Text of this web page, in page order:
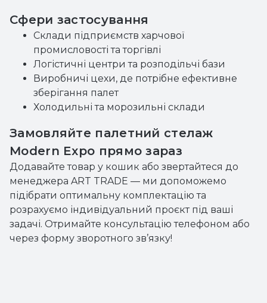
Сфери застосування
Склади підприємств харчової
промисловості та торгівлі
Логістичні центри та розподільчі бази
Виробничі цехи, де потрібне ефективне
зберігання палет
Холодильні та морозильні склади
Замовляйте палетний стелаж
Modern Expo прямо зараз
Додавайте товар у кошик або звертайтеся до
менеджера ART TRADE — ми допоможемо
підібрати оптимальну комплектацію та
розрахуємо індивідуальний проєкт під ваші
задачі. Отримайте консультацію телефоном або
через форму зворотного зв’язку!